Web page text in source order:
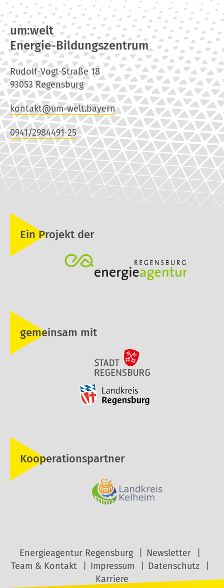
um:welt
Energie-Bildungszentrum
Rudolf-Vogt-Straße 18
93053 Regensburg
kontakt@um-welt.bayern
0941/2984491-25
Ein Projekt der
gemeinsam mit
Kooperationspartner
Energieagentur Regensburg
Newsletter
Team & Kontakt
Impressum
Datenschutz
Karriere